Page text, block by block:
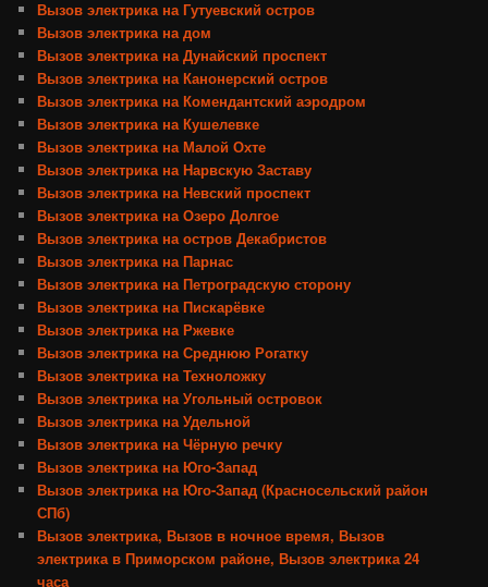
Вызов электрика на Гутуевский остров
Вызов электрика на дом
Вызов электрика на Дунайский проспект
Вызов электрика на Канонерский остров
Вызов электрика на Комендантский аэродром
Вызов электрика на Кушелевке
Вызов электрика на Малой Охте
Вызов электрика на Нарвскую Заставу
Вызов электрика на Невский проспект
Вызов электрика на Озеро Долгое
Вызов электрика на остров Декабристов
Вызов электрика на Парнас
Вызов электрика на Петроградскую сторону
Вызов электрика на Пискарёвке
Вызов электрика на Ржевке
Вызов электрика на Среднюю Рогатку
Вызов электрика на Техноложку
Вызов электрика на Угольный островок
Вызов электрика на Удельной
Вызов электрика на Чёрную речку
Вызов электрика на Юго-Запад
Вызов электрика на Юго-Запад (Красносельский район
СПб)
Вызов электрика, Вызов в ночное время, Вызов
электрика в Приморском районе, Вызов электрика 24
часа